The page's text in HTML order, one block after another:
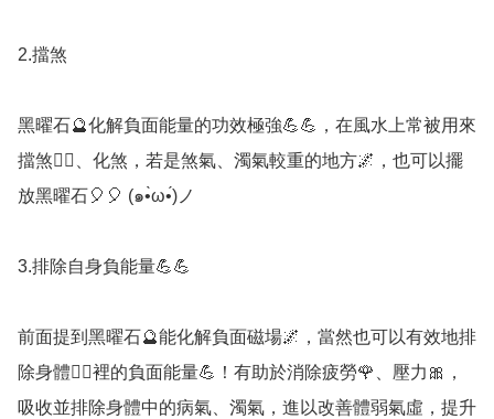
2.擋煞
黑曜石🔮化解負面能量的功效極強💪💪，在風水上常被用來
擋煞🧟‍♂️、化煞，若是煞氣、濁氣較重的地方🌌，也可以擺
放黑曜石🎈🎈 (๑•̀ω•́)ノ
3.排除自身負能量💪💪
前面提到黑曜石🔮能化解負面磁場🌌，當然也可以有效地排
除身體🧘‍♀️裡的負面能量💪！有助於消除疲勞🌹、壓力🎀，
吸收並排除身體中的病氣、濁氣，進以改善體弱氣虛，提升